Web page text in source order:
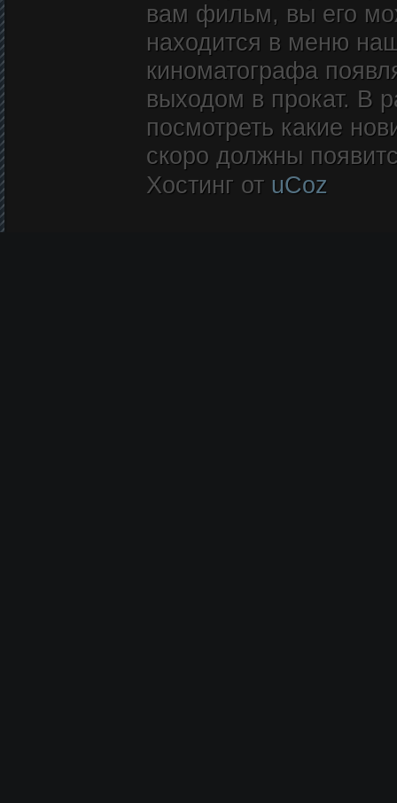
вам фильм, вы его
находится в меню
киноматографа
выходом в прокат. В
посмотреть какие
скоро должны
Хостинг от uCoz